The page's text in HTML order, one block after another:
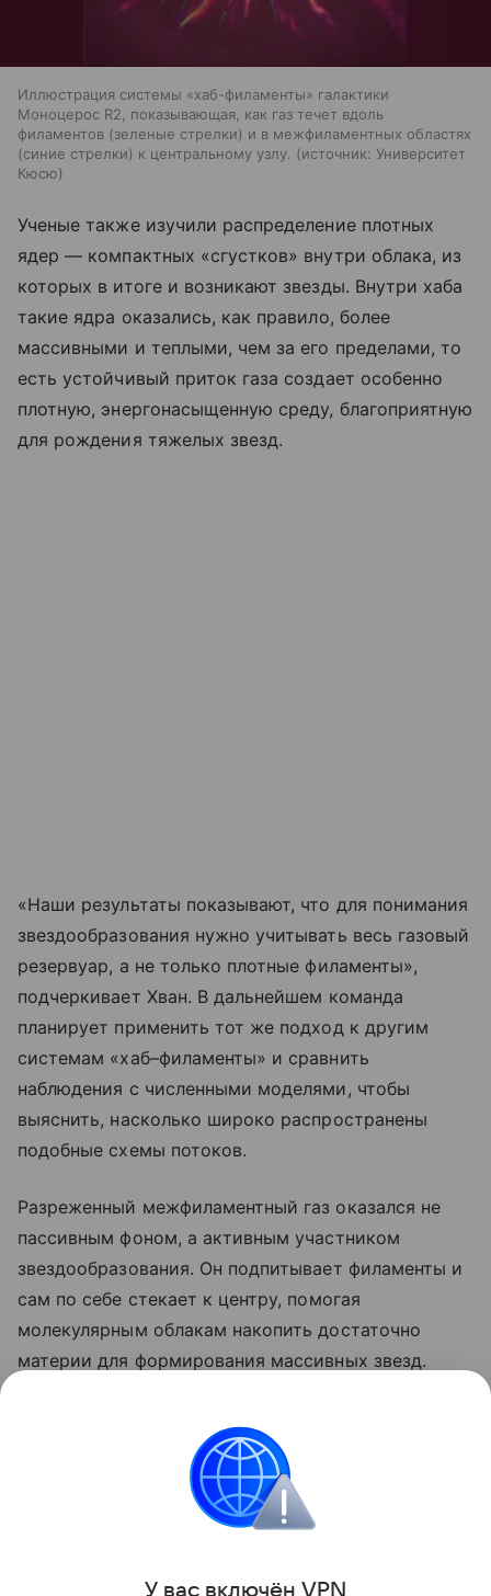
Иллюстрация системы «хаб-филаменты» галактики
Моноцерос R2, показывающая, как газ течет вдоль
филаментов (зеленые стрелки) и в межфиламентных областях
(синие стрелки) к центральному узлу.
источник: Университет
Кюсю
Ученые также изучили распределение плотных
ядер — компактных «сгустков» внутри облака, из
которых в итоге и возникают звезды. Внутри хаба
такие ядра оказались, как правило, более
массивными и теплыми, чем за его пределами, то
есть устойчивый приток газа создает особенно
плотную, энергонасыщенную среду, благоприятную
для рождения тяжелых звезд.
«Наши результаты показывают, что для понимания
звездообразования нужно учитывать весь газовый
резервуар, а не только плотные филаменты»,
подчеркивает Хван. В дальнейшем команда
планирует применить тот же подход к другим
системам «хаб–филаменты» и сравнить
наблюдения с численными моделями, чтобы
выяснить, насколько широко распространены
подобные схемы потоков.
Разреженный межфиламентный газ оказался не
пассивным фоном, а активным участником
звездообразования. Он подпитывает филаменты и
сам по себе стекает к центру, помогая
молекулярным облакам накопить достаточно
материи для формирования массивных звезд.
силу частиц темной материи.
Поделиться
У вас включён VPN